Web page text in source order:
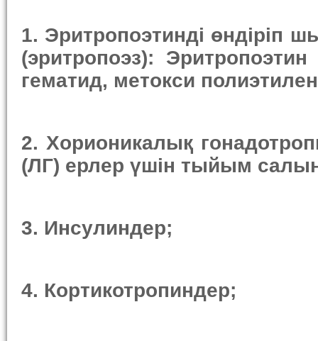
1. Эритропоэтинді өндіріп
(эритропоэз):
гематид, метокси
2. Хорионикалық
(ЛГ) ерлер үшін тыйым
3. Инсулиндер;
4. Кортикотропиндер;